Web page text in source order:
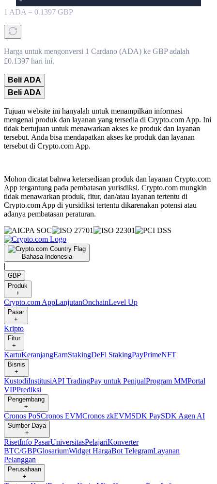
1 ADA = 0.1397 GBP
Harga untuk mengonversi 1 Cardano (ADA) ke GBP adalah
£0.1397 hari ini.
Beli ADA
Beli ADA
Tujuan website ini hanyalah untuk menampilkan informasi
mengenai produk dan layanan yang tersedia di Crypto.com App. Ini
tidak bertujuan untuk menawarkan akses ke produk dan layanan
tersebut. Anda bisa mendapatkan akses ke produk dan layanan
tersebut di Crypto.com App.
Mohon dicatat bahwa ketersediaan produk dan layanan Crypto.com
App tergantung pada pembatasan yurisdiksi. Crypto.com mungkin
tidak menawarkan produk, fitur, dan/atau layanan tertentu di
Crypto.com App di yursidiksi tertentu dikarenakan potensi atau
adanya pembatasan peraturan.
Bahasa Indonesia
|
GBP
Produk
+
Crypto.com AppLanjutanOnchainLevel Up
Pasar
+
Kripto
Fitur
+
KartuKeranjangEarnStakingDeFi StakingPayPrimeNFT
Bisnis
+
KustodiInstitusiAPI TradingPay untuk PenjualProgram MMPortal
VIPPrediksi
Pengembang
+
Cronos PoSCronos EVMCronos zkEVMSDK PaySDK Agen AI
Sumber Daya
+
RisetInfo PasarUniversitasPelajariKonverter
BTC/GBPGlosariumWidget HargaBot TelegramLayanan
Pelanggan
Perusahaan
+